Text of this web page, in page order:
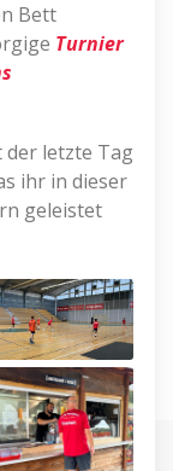
Bett
Turnier
der letzte Tag
ihr in dieser
geleistet